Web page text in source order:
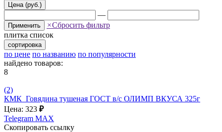
Цена (руб.)
—
Применить ×Сбросить фильтр
плитка список
сортировка
по цене по названию по популярности
найдено товаров:
8
(2)
КМК_Говядина тушеная ГОСТ в/с ОЛИМП ВКУСА 325г
Цена: 323 ₽
Telegram MAX
Скопировать ссылку